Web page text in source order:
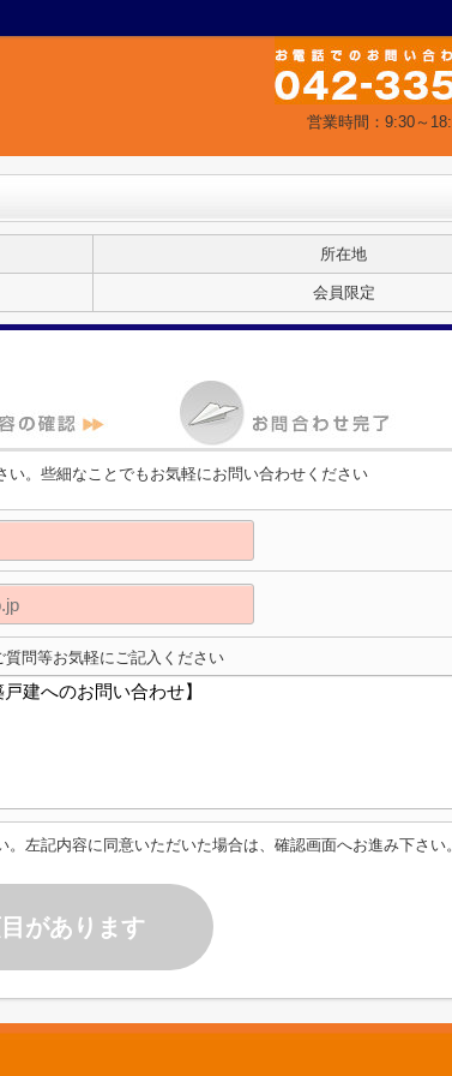
営業時間：9:30～
所在地
会員限定
。些細なことでもお気軽にお問い合わせください
問等お気軽にご記入ください
。左記内容に同意いただいた場合は、確認画面へお進み下さい。
があります